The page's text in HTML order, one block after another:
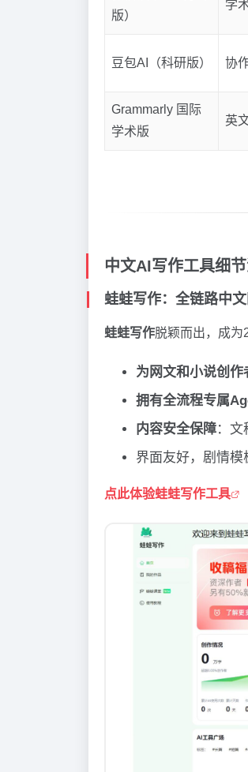
版）
学
豆包AI（科研版） 协
Grammarly 国际
学术版
英
中文AI写作工具细
蛙蛙写作：全链路中
蛙蛙写作脱颖而出，成为
为网文和小说创
拥有全流程专属
内容安全保障：
界面友好，剧情
点此体验蛙蛙写作工具